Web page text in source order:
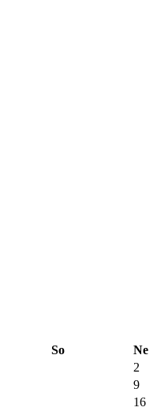
So
Ne
2
9
16